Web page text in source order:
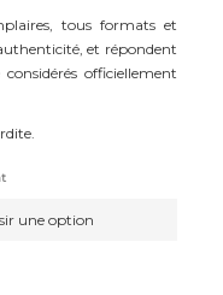
tous formats et
et répondent
officiellement